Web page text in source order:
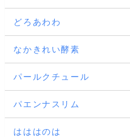
どろあわわ
なかきれい酵素
パールクチュール
パエンナスリム
はははのは